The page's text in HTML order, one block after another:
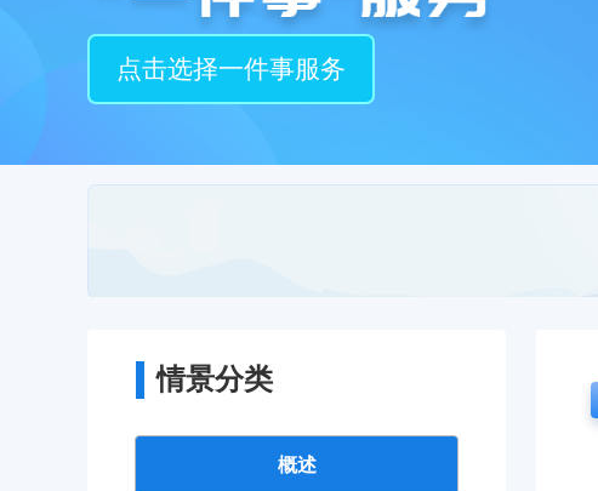
点击选择一件事服务
情景分类
概述